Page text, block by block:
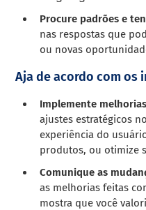
Procure padrões e
nas respostas que
ou novas
Aja de acordo com os
Implemente melhorias
ajustes estratégicos
experiência do
produtos, ou otimize
Comunique as
as melhorias feitas
mostra que você